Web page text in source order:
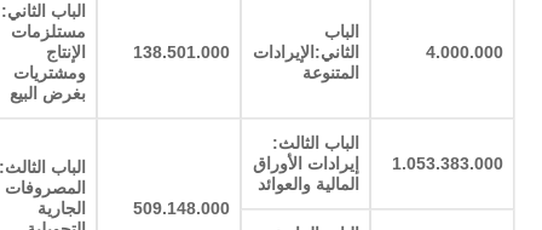
4.000.000
الباب
الثاني:الإيرادات
المتنوعة
138.501.000
الباب الثاني:
مستلزمات
الإنتاج
ومشتريات
بغرض البيع
1.053.383.000
الباب الثالث:
إيرادات الأوراق
المالية والعوائد
509.148.000
الباب
المصروفات
الجارية